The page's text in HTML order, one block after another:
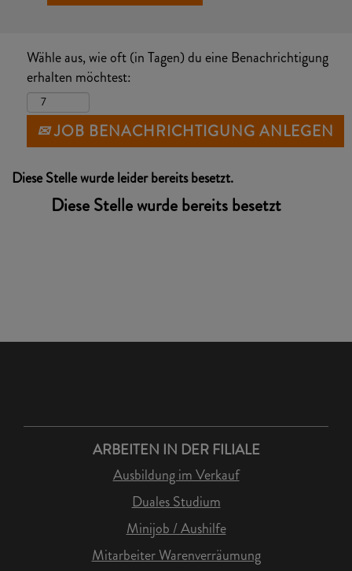
Wähle aus, wie oft (in Tagen) du eine Benachrichtigung
erhalten möchtest:
JOB BENACHRICHTIGUNG ANLEGEN
Diese Stelle wurde leider bereits besetzt.
Diese Stelle wurde bereits besetzt
ARBEITEN IN DER FILIALE
Ausbildung im Verkauf
Duales Studium
Minijob / Aushilfe
Mitarbeiter Warenverräumung